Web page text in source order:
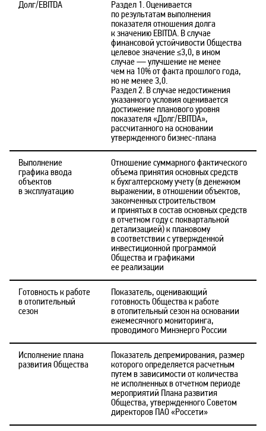
Долг/EBITDA
Раздел 1. Оценивается
по результатам выполнения
показателя отношения долга
к значению EBITDA. В случае
финансовой устойчивости Общества
целевое значение ≤3,0, в ином
случае — улучшение не менее
чем на 10% от факта прошлого года,
но не менее 3,0.
Раздел 2. В случае недостижения
указанного условия оценивается
достижение планового уровня
показателя «Долг/EBITDA»,
рассчитанного на основании
утвержденного бизнес-плана
Выполнение
графика ввода
объектов
в эксплуатацию
Отношение суммарного фактического
объема принятия основных средств
к бухгалтерскому учету (в денежном
выражении, в отношении объектов,
законченных строительством
и принятых в состав основных средств
в отчетном году с поквартальной
детализацией) к плановому
в соответствии с утвержденной
инвестиционной программой
Общества и графиками
ее реализации
Готовность к работе
в отопительный
сезон
Показатель, оценивающий
готовность Общества к работе
в отопительный сезон на основании
ежемесячного мониторинга,
проводимого Минэнерго России
Исполнение плана
развития Общества
Показатель депремирования, размер
которого определяется расчетным
путем в зависимости от количества
не исполненных в отчетном периоде
мероприятий Плана развития
Общества, утвержденного Советом
директоров ПАО «Россети»